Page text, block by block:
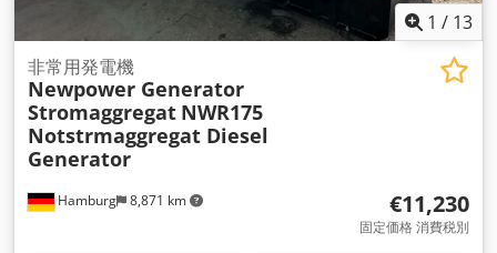
1 / 13
Hamburg 8,871 km
非常用発電機
Newpower Generator
Stromaggregat NWR175
Notstrmaggregat Diesel
Generator
€11,230
固定価格 消費税別